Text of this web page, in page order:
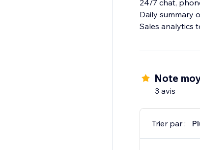
24/7 chat,
Daily summary
Sales analytics
Note
3 avis
Trier par :